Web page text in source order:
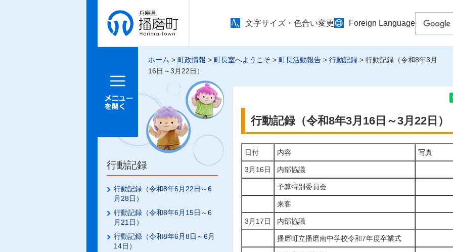
兵庫県 播
磨町
文字サイズ・色合い変更 Foreign Language
メニュー
ホーム > 町政情報 > 町長室へようこそ > 町長活動報告 > 行動記録 > 行動記録（令和8年3月
16日～3月22日）
行動記録
行動記録（令和8年6月22日～6
月28日）
行動記録（令和8年6月15日～6
月21日）
行動記録（令和8年6月8日～6月
14日）
行動記録（令和8年3月16日～3月22日）
日付 内容 写真
3月16日 内部協議
予算特別委員会
来客
3月17日 内部協議
播磨町立播磨南中学校令和7年度卒業式